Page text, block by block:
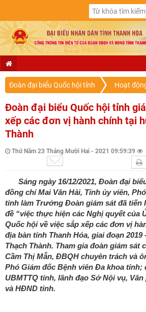
Đoàn đại biểu Quốc hội tỉnh Hoạt
Đoàn đại biểu Quốc hội tỉnh
xếp các đơn vị hành chính tại
Thành
Thứ Năm 23 Tháng Mười Hai - 2021 09:59:39
Sáng ngày 16/12/2021, Đoàn đại
đồng chí Mai Văn Hải, Tỉnh ủy viên,
tỉnh làm Trưởng Đoàn giám sát đã tiến
đề “việc thực hiện các Nghị quyết của
Quốc hội về việc sắp xếp các đơn vị
địa bàn tỉnh Thanh Hóa, giai đoạn 2019
Thạch Thành. Tham gia đoàn giám sát
Cầm Thị Mẫn, ĐBQH chuyên trách và
Phó Giám đốc Bệnh viên Đa khoa
UBMTTQ tỉnh, lãnh đạo Sở Nội vụ,
và HĐND tỉnh.